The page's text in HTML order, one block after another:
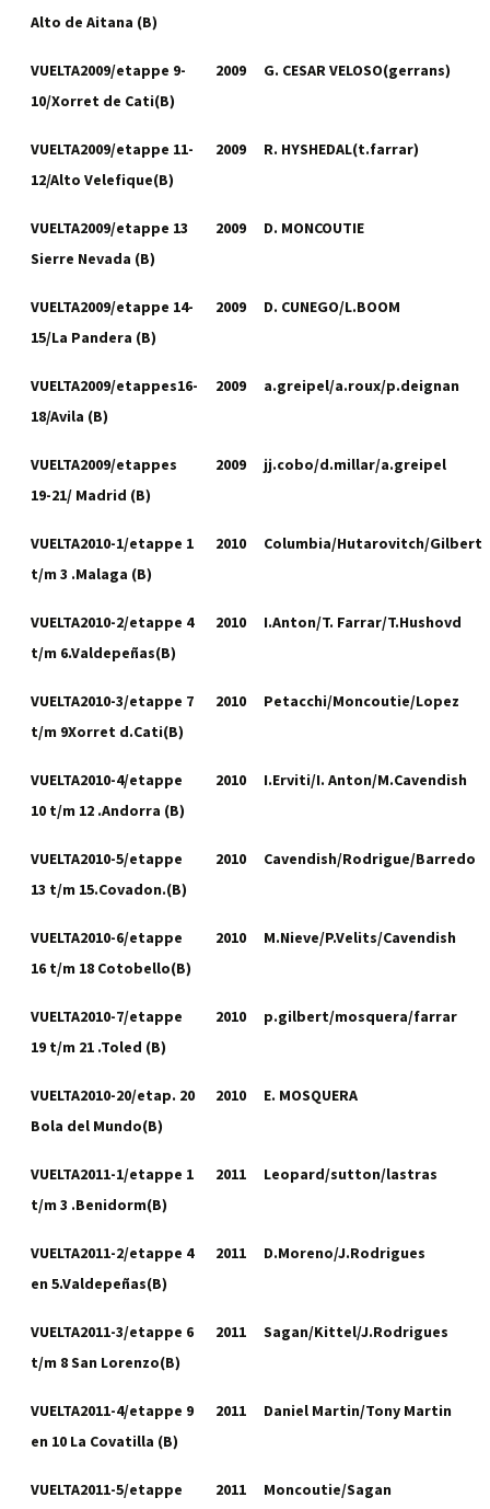
Alto de Aitana (B)
VUELTA2009/etappe 9-
10/Xorret de Cati(B)
2009 G. CESAR VELOSO(gerrans)
VUELTA2009/etappe 11-
12/Alto Velefique(B)
2009 R. HYSHEDAL(t.farrar)
VUELTA2009/etappe 13
Sierre Nevada (B)
2009 D. MONCOUTIE
VUELTA2009/etappe 14-
15/La Pandera (B)
2009 D. CUNEGO/L.BOOM
VUELTA2009/etappes16-
18/Avila (B)
2009 a.greipel/a.roux/p.deignan
VUELTA2009/etappes
19-21/ Madrid (B)
2009 jj.cobo/d.millar/a.greipel
VUELTA2010-1/etappe 1
t/m 3 .Malaga (B)
2010 Columbia/Hutarovitch/Gilbert
VUELTA2010-2/etappe 4
t/m 6.Valdepeñas(B)
2010 I.Anton/T. Farrar/T.Hushovd
VUELTA2010-3/etappe 7
t/m 9Xorret d.Cati(B)
2010 Petacchi/Moncoutie/Lopez
VUELTA2010-4/etappe
10 t/m 12 .Andorra (B)
2010 I.Erviti/I. Anton/M.Cavendish
VUELTA2010-5/etappe
13 t/m 15.Covadon.(B)
2010 Cavendish/Rodrigue/Barredo
VUELTA2010-6/etappe
16 t/m 18 Cotobello(B)
2010 M.Nieve/P.Velits/Cavendish
VUELTA2010-7/etappe
19 t/m 21 .Toled (B)
2010 p.gilbert/mosquera/farrar
VUELTA2010-20/etap. 20
Bola del Mundo(B)
2010 E. MOSQUERA
VUELTA2011-1/etappe 1
t/m 3 .Benidorm(B)
2011 Leopard/sutton/lastras
VUELTA2011-2/etappe 4
en 5.Valdepeñas(B)
2011 D.Moreno/J.Rodrigues
VUELTA2011-3/etappe 6
t/m 8 San Lorenzo(B)
2011 Sagan/Kittel/J.Rodrigues
VUELTA2011-4/etappe 9
en 10 La Covatilla (B)
2011 Daniel Martin/Tony Martin
VUELTA2011-5/etappe
2011 Moncoutie/Sagan